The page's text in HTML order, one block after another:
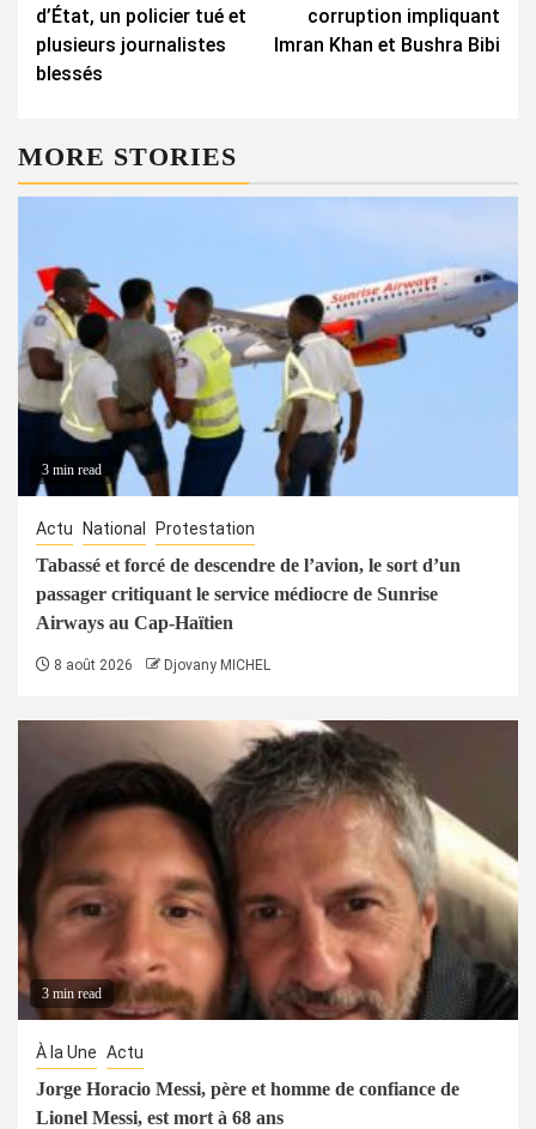
d’État, un policier tué et
plusieurs journalistes
blessés
corruption impliquant
Imran Khan et Bushra Bibi
MORE STORIES
3 min read
Actu National Protestation
Tabassé et forcé de descendre de l’avion, le sort d’un
passager critiquant le service médiocre de Sunrise
Airways au Cap-Haïtien
8 août 2026 Djovany MICHEL
3 min read
À la Une Actu
Jorge Horacio Messi, père et homme de confiance de
Lionel Messi, est mort à 68 ans